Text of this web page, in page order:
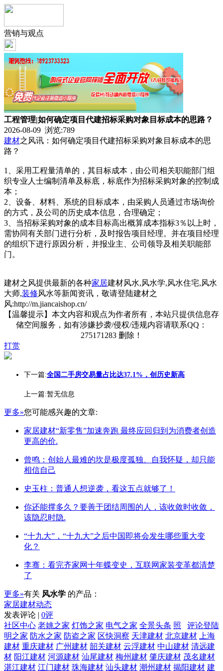
营销与观点
工程管理|如何确定项目代建招标采购对象目标成本的思路？
2026-08-09 浏览:789
建材之风讯：如何确定项目代建招标采购对象目标成本的思
路？
1、采用工程量清单的，其目标成本，由公司相关职能部门组
织专业人士编制清单及标底，标底作为招标采购对象的控制成
本；
2、设备、材料、系统的目标成本，由采购人员通过市场询价
的方式，及公司的历史成本信息，合理确定；
3、当招标采购对象的成本目标高出概算成本指标3％以上时，
需协同有关部门进行分析，及时报告项目经理。并在项目经理
的组织下进行原因分析，并报业主、公司领导及相关职能部
门。
建材之风提供最新的各种家居建材风水,风水学,风水住宅,风水
大师,装修风水等新闻资讯，敬请登陆建材之
风:http://m.jiancaishop.cn/
【温馨提示】本文内容和观点为作者所有，本站只提供信息存
储空间服务，如有涉嫌抄袭/侵权/违规内容请联系QQ：
275171283 删除！
打赏
下一篇:全国二手房交易量占比达37.1%，创历史新高
上一篇:暂无信息
更多»您可能感兴趣的文章:
家居建材“新零售”加速奔跑 最终应回归到为消费者创造
更高的价.
曾鸣：创始人最难的坎是极度孤独、自我怀疑，却只能
相信自己
史玉柱：普通人想逆袭，看这五点就够了！
你还能撑多久？要善于团结周围的人，该收敛时收敛，
该隐忍时隐.
“十九大”，“十九大”之后中国即将会发生哪些重大变
化？
李骞：看完齐家网十年蝶变史，互联网家装变革都清楚
了
更多»有关 风水学 的产品：
家居建材动态
发表评论 | 0评
评论登陆
社区中心 老姚之家 灯饰之家 电气之家 全景头条 照
明之家 防水之家 防盗之家 区快洞察 天津建材 北京建材
上海
建材 重庆建材 广州建材 韶关建材 云浮建材 中山建材 清远建
材 阳江建材 河源建材 汕尾建材 梅州建材 肇庆建材 茂名建材
湛江建材 江门建材 珠海建材 汕头建材 潮州建材 揭阳建材 建